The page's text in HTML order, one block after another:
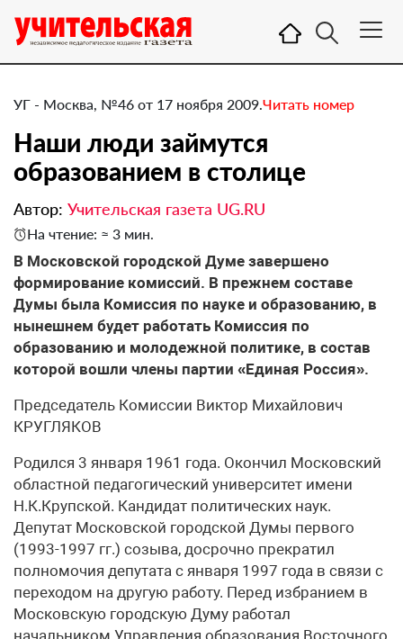
УГ - Москва, №46 от 17 ноября 2009.Читать номер
Наши люди займутся
образованием в столице
Автор: Учительская газета UG.RU
На чтение: ≈ 3 мин.
В Московской городской Думе завершено
формирование комиссий. В прежнем составе
Думы была Комиссия по науке и образованию, в
нынешнем будет работать Комиссия по
образованию и молодежной политике, в состав
которой вошли члены партии «Единая Россия».
Председатель Комиссии Виктор Михайлович
КРУГЛЯКОВ
Родился 3 января 1961 года. Окончил Московский
областной педагогический университет имени
Н.К.Крупской. Кандидат политических наук.
Депутат Московской городской Думы первого
(1993-1997 гг.) созыва, досрочно прекратил
полномочия депутата с января 1997 года в связи с
переходом на другую работу. Перед избранием в
Московскую городскую Думу работал
начальником Управления образования Восточного